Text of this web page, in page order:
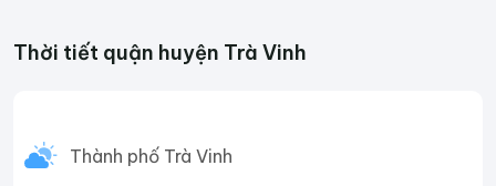
Thời tiết quận huyện Trà Vinh
Thành phố Trà Vinh